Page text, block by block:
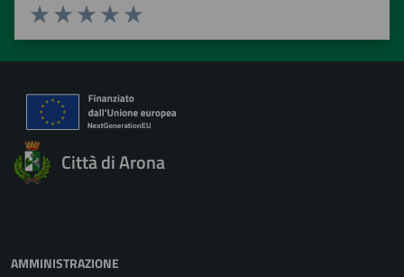
Valuta 5 stelle su 5
Valuta 4 stelle su 5
Valuta 3 stelle su 5
Valuta 2 stelle su 5
Valuta 1 stelle su 5
Città di Arona
AMMINISTRAZIONE